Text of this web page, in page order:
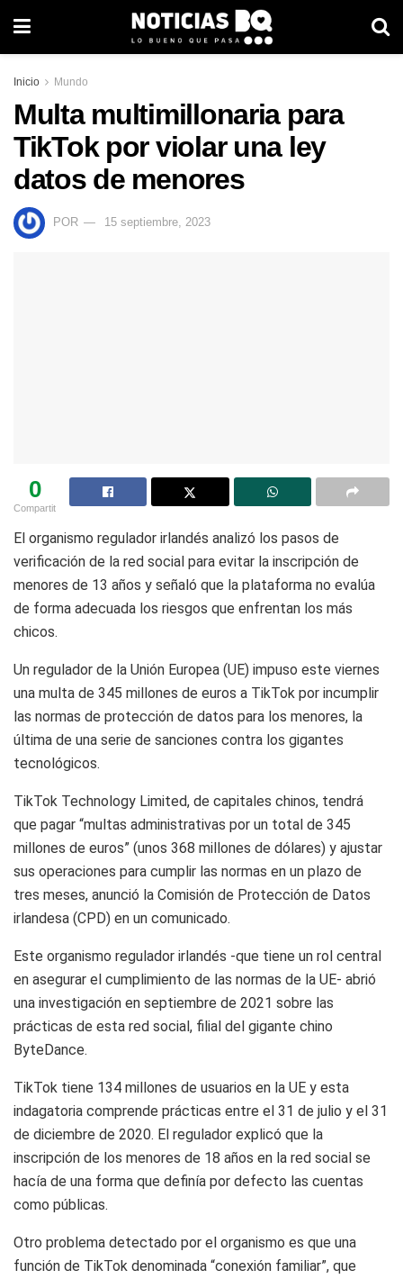
Inicio Mundo
Multa multimillonaria para
TikTok por violar una ley
datos de menores
POR 15 septiembre, 2023
0
Compartit
El organismo regulador irlandés analizó los pasos de
verificación de la red social para evitar la inscripción de
menores de 13 años y señaló que la plataforma no evalúa
de forma adecuada los riesgos que enfrentan los más
chicos.
Un regulador de la Unión Europea (UE) impuso este viernes
una multa de 345 millones de euros a TikTok por incumplir
las normas de protección de datos para los menores, la
última de una serie de sanciones contra los gigantes
tecnológicos.
TikTok Technology Limited, de capitales chinos, tendrá
que pagar “multas administrativas por un total de 345
millones de euros” (unos 368 millones de dólares) y ajustar
sus operaciones para cumplir las normas en un plazo de
tres meses, anunció la Comisión de Protección de Datos
irlandesa (CPD) en un comunicado.
Este organismo regulador irlandés -que tiene un rol central
en asegurar el cumplimiento de las normas de la UE- abrió
una investigación en septiembre de 2021 sobre las
prácticas de esta red social, filial del gigante chino
ByteDance.
TikTok tiene 134 millones de usuarios en la UE y esta
indagatoria comprende prácticas entre el 31 de julio y el 31
de diciembre de 2020. El regulador explicó que la
inscripción de los menores de 18 años en la red social se
hacía de una forma que definía por defecto las cuentas
como públicas.
Otro problema detectado por el organismo es que una
función de TikTok denominada “conexión familiar”, que